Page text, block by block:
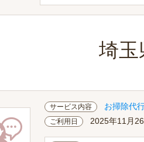
埼玉
サービス内容 お掃除代
ご利用日 2025年11月